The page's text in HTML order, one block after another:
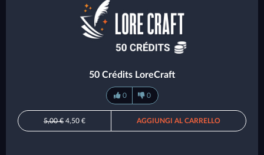
50 Crédits LoreCraft
0 0
5,00 € 4,50 € AGGIUNGI AL CARRELLO